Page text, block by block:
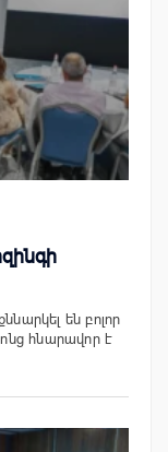
են բոլոր
հնարավոր է